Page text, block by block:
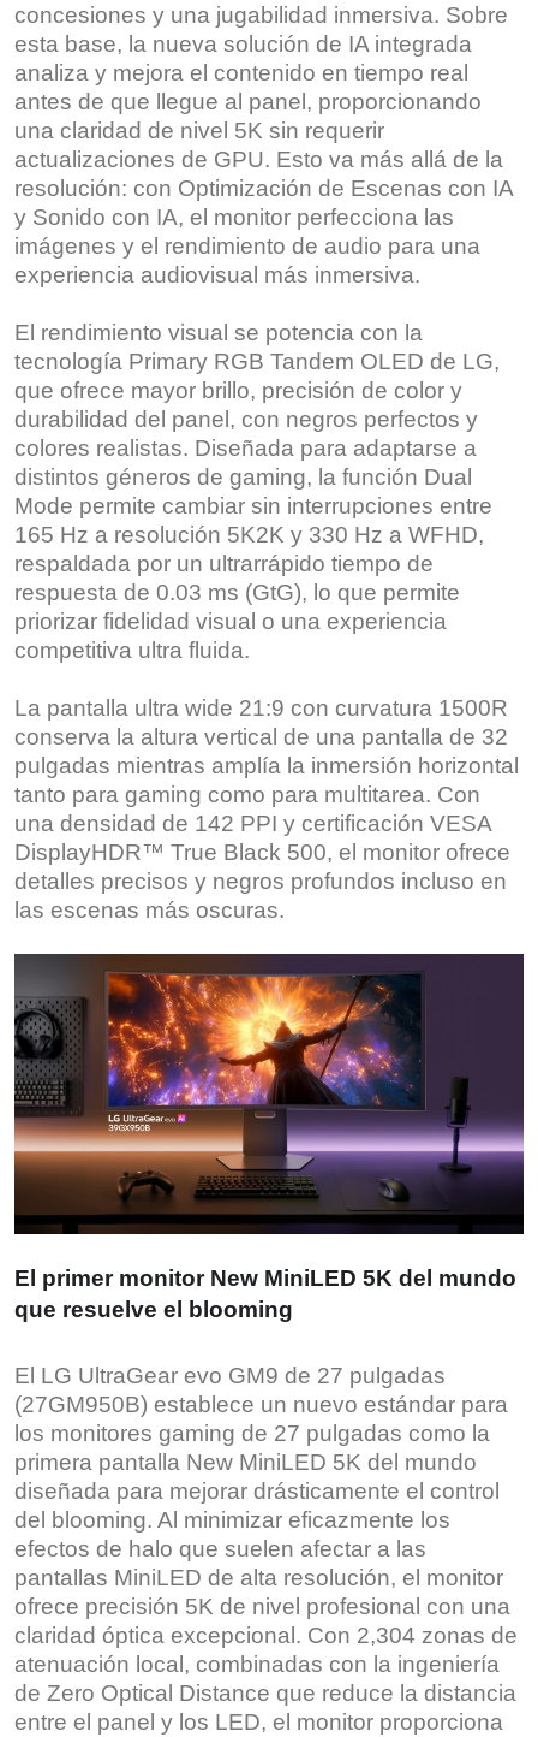
concesiones y una jugabilidad inmersiva. Sobre
esta base, la nueva solución de IA integrada
analiza y mejora el contenido en tiempo real
antes de que llegue al panel, proporcionando
una claridad de nivel 5K sin requerir
actualizaciones de GPU. Esto va más allá de la
resolución: con Optimización de Escenas con IA
y Sonido con IA, el monitor perfecciona las
imágenes y el rendimiento de audio para una
experiencia audiovisual más inmersiva.
El rendimiento visual se potencia con la
tecnología Primary RGB Tandem OLED de LG,
que ofrece mayor brillo, precisión de color y
durabilidad del panel, con negros perfectos y
colores realistas. Diseñada para adaptarse a
distintos géneros de gaming, la función Dual
Mode permite cambiar sin interrupciones entre
165 Hz a resolución 5K2K y 330 Hz a WFHD,
respaldada por un ultrarrápido tiempo de
respuesta de 0.03 ms (GtG), lo que permite
priorizar fidelidad visual o una experiencia
competitiva ultra fluida.
La pantalla ultra wide 21:9 con curvatura 1500R
conserva la altura vertical de una pantalla de 32
pulgadas mientras amplía la inmersión horizontal
tanto para gaming como para multitarea. Con
una densidad de 142 PPI y certificación VESA
DisplayHDR™ True Black 500, el monitor ofrece
detalles precisos y negros profundos incluso en
las escenas más oscuras.
El primer monitor New MiniLED 5K del mundo
que resuelve el blooming
El LG UltraGear evo GM9 de 27 pulgadas
(27GM950B) establece un nuevo estándar para
los monitores gaming de 27 pulgadas como la
primera pantalla New MiniLED 5K del mundo
diseñada para mejorar drásticamente el control
del blooming. Al minimizar eficazmente los
efectos de halo que suelen afectar a las
pantallas MiniLED de alta resolución, el monitor
ofrece precisión 5K de nivel profesional con una
claridad óptica excepcional. Con 2,304 zonas de
atenuación local, combinadas con la ingeniería
de Zero Optical Distance que reduce la distancia
entre el panel y los LED, el monitor proporciona